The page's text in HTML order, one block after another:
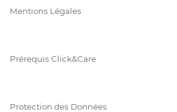
Mentions Légales
Prérequis Click&Care
Protection des Données